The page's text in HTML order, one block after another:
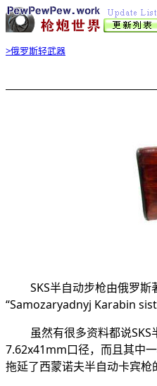
>俄罗斯轻武器
SKS半自动步枪由俄罗斯
“Samozaryadnyj Karabin
虽然有很多资料都说SKS
7.62x41mm口径，而且其中
拖延了西蒙诺夫半自动卡宾枪